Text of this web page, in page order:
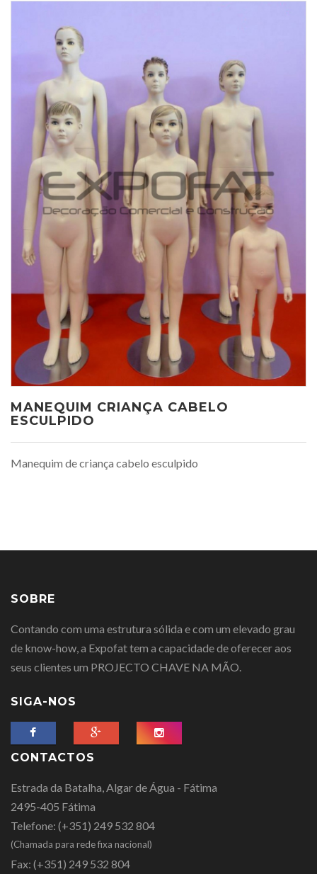
MANEQUIM CRIANÇA CABELO
ESCULPIDO
Manequim de criança cabelo esculpido
SOBRE
Contando com uma estrutura sólida e com um elevado grau
de know-how, a Expofat tem a capacidade de oferecer aos
seus clientes um PROJECTO CHAVE NA MÃO.
SIGA-NOS
CONTACTOS
Estrada da Batalha, Algar de Água - Fátima
2495-405 Fátima
Telefone: (+351) 249 532 804
(Chamada para rede fixa nacional)
Fax: (+351) 249 532 804